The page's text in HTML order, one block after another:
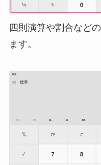
四則演算や割合など
ます。